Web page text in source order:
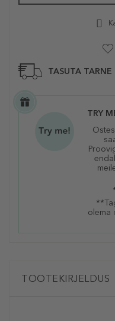
TASUTA
TRY
olema
TOOTEKIRJELDUS